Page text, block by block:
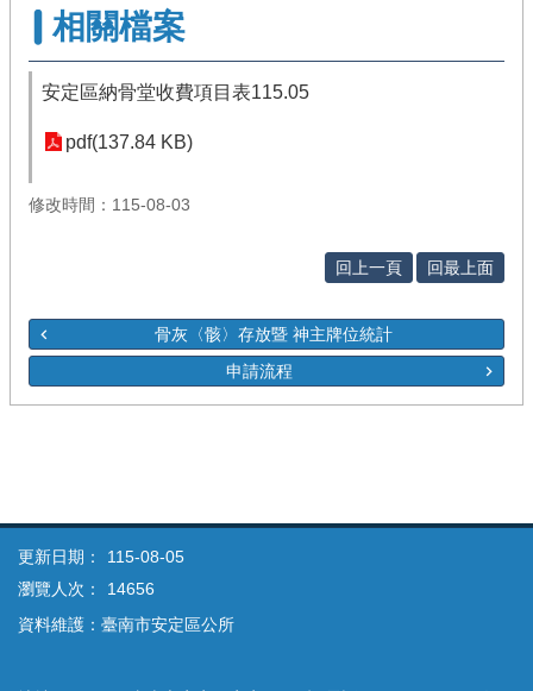
相關檔案
安定區納骨堂收費項目表115.05
pdf(137.84 KB)
修改時間：115-08-03
回上一頁 回最上面
骨灰〈骸〉存放暨 神主牌位統計
申請流程
更新日期：
115-08-05
瀏覽人次：
14656
資料維護：臺南市安定區公所